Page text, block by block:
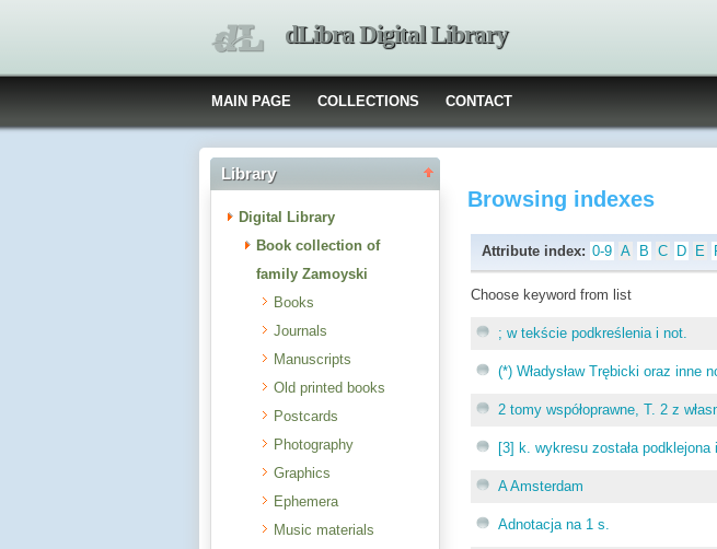
dLibra Digital Library
MAIN PAGE COLLECTIONS CONTACT
Library
Digital Library
Book collection of
family Zamoyski
Books
Journals
Manuscripts
Old printed books
Postcards
Photography
Graphics
Ephemera
Music materials
Browsing indexes
Attribute index: 0-9 A B C D E
Choose keyword from list
; w tekście podkreślenia i not.
(*) Władysław Trębicki oraz inne
2 tomy współoprawne, T. 2 z
[3] k. wykresu została
A Amsterdam
Adnotacja na 1 s.